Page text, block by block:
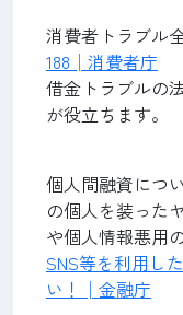
消費者トラブル
188│消費者庁
借金トラブルの
が役立ちます。
個人間融資につ
の個人を装った
や個人情報悪用
SNS等を利用し
い！│金融庁